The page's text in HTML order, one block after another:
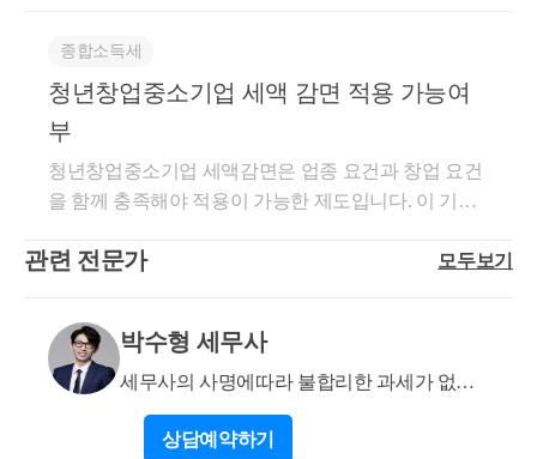
단해보시고 경정청구 진행하시려면 위드유 세무회계
를 찾아주세요~! 회계법인 출신 세무사가 직접 도와드
립니다.
법인으로 보아 세액감면 받을 수 있는건가요? -->개인
사업자의 경우 창업일은 사업자등록을 한날을 기준으
로 판단합니다 따라서 인정안될것으로 보입니다
종합소득세
청년창업중소기업 세액 감면 적용 가능여
부
청년창업중소기업 세액감면은 업종 요건과 창업 요건
을 함께 충족해야 적용이 가능한 제도입니다. 이 기준
다. 의료·교육컨설팅 사업을 폐업한 후 결혼정보회사
통상 ‘결혼 상담 및 준비 서비스업’으로 분류되며, 이
업종은 조세특례제한법상 청년창업 세액감면 대상 업
종에 명확히 포함된다고 보기 어려운 측면이 있습니
다. 따라서 1차적인 업종 기준 검토 단계에서는 감면
적용이 쉽지 않아 보이지만, 실제 사업 내용이 단순 상
관련 전문가 모두보기
박수형 세무사
세무사의 사명에따라 불합리한 과세가 없도
록 하겠습니다.
상담예약하기